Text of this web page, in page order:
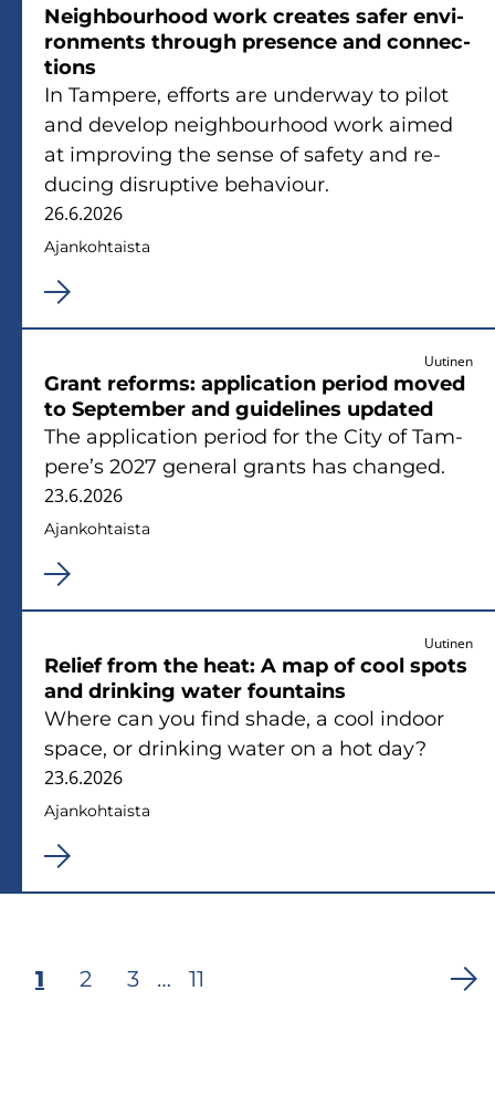
Neigh­bour­hood work crea­tes safer en­vi­
ron­ments th­rough pre­sence and con­nec­
tions
In Tam­pe­re, ef­forts are underway to pilot
and de­ve­lop neigh­bour­hood work aimed
at im­pro­ving the sense of sa­fe­ty and re­
ducing dis­rup­ti­ve be­ha­viour.
26.6.2026
Ajan­koh­tais­ta
Uutinen
Grant re­forms: applica­tion pe­riod moved
to Sep­tem­ber and gui­de­li­nes up­da­ted
The applica­tion pe­riod for the City of Tam­
pe­re’s 2027 ge­ne­ral grants has chan­ged.
23.6.2026
Ajan­koh­tais­ta
Uutinen
Re­lief from the heat: A map of cool spots
and drin­king water foun­tains
Where can you find shade, a cool in­door
space, or drin­king water on a hot day?
23.6.2026
Ajan­koh­tais­ta
Sivunumerointi
Tämänhetkinen
1 Sivu
2 Sivu
3 …
Viimeinen
11